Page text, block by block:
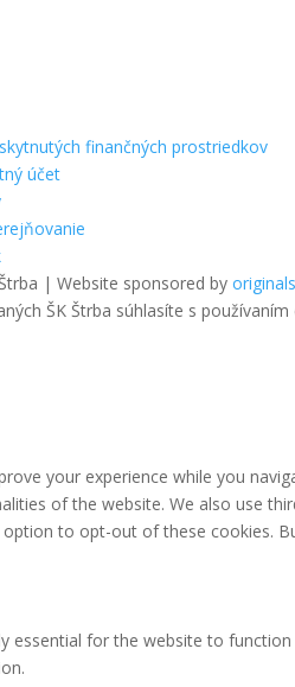
finančných prostriedkov
účet
| Website sponsored by
ŠK Štrba súhlasíte s
your experience while you
of the website. We also use
to opt-out of these cookies.
essential for the website to